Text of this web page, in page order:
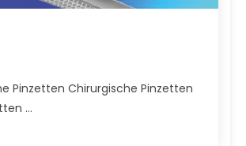
Pinzetten Chirurgische Pinzetten
...